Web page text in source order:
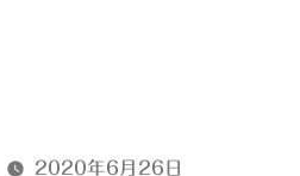
2020年6月26日